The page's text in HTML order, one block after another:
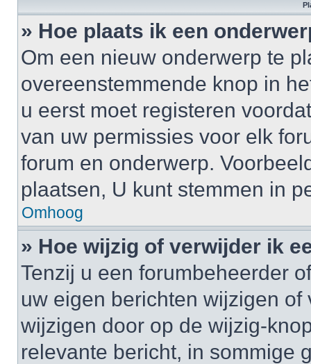
» Hoe plaats ik een
Om een nieuw onderwerp te
overeenstemmende knop in
u eerst moet registeren
van uw permissies voor elk
forum en onderwerp.
plaatsen, U kunt stemmen in
Omhoog
» Hoe wijzig of verwijder ik
Tenzij u een forumbeheerder
uw eigen berichten wijzigen
wijzigen door op de wijzig-
relevante bericht, in sommige